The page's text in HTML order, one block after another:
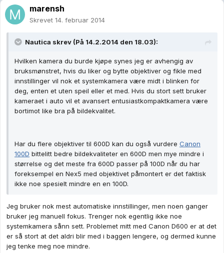
marensh
Skrevet 14. februar 2014
Nautica skrev (På 14.2.2014 den 18.03):
Hvilken kamera du burde kjøpe synes jeg er avhengig av
bruksmønstret, hvis du liker og bytte objektiver og fikle med
innstillinger vil nok et systemkamera være midt i blinken for
deg, enten et uten speil eller et med. Hvis du stort sett bruker
kameraet i auto vil et avansert entusiastkompaktkamera være
bortimot like bra på bildekvalitet.
Har du flere objektiver til 600D kan du også vurdere Canon
100D bittelitt bedre bildekvaliteter en 600D men mye mindre i
størrelse og det meste fra 600D passer på 100D når du har
foreksempel en Nex5 med objektivet påmontert er det faktisk
ikke noe spesielt mindre en en 100D.
Jeg bruker nok mest automatiske innstillinger, men noen ganger
bruker jeg manuell fokus. Trenger nok egentlig ikke noe
systemkamera sånn sett. Problemet mitt med Canon D600 er at det
er så stort at det aldri blir med i baggen lengere, og dermed kunne
jeg tenke meg noe mindre.